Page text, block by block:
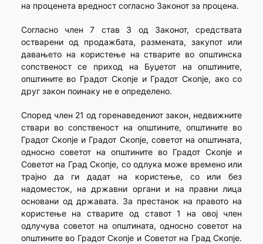
на проценета вредност согласно Законот за процена.
Согласно член 7 став 3 од Законот, средствата
остварени од продажбата, размената, закупот или
давањето на користење на стварите во општинска
сопственост се приход на Буџетот на општините,
општините во Градот Скопје и Градот Скопје, ако со
друг закон поинаку не е определено.
Според член 21 од горенаведениот закон, недвижните
ствари во сопственост на општините, општините во
Градот Скопје и Градот Скопје, советот на општината,
односно советот на општините во Градот Скопје и
Советот на Град Скопје, со одлука може времено или
трајно да ги дадат на користење, со или без
надоместок, на државни органи и на правни лица
основани од државата. За престанок на правото на
користење на стварите од ставот 1 на овој член
одлучува советот на општината, односно советот на
општините во Градот Скопје и Советот на Град Скопје.